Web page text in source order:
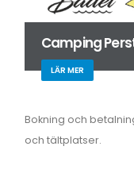
Camping
LÄR MER
Bokning och
och tältplatser.